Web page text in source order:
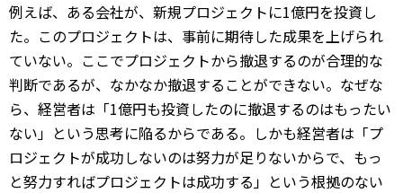
例えば、ある会社が、新規プロジェクトに1億円を投資し
た。このプロジェクトは、事前に期待した成果を上げられ
ていない。ここでプロジェクトから撤退するのが合理的な
判断であるが、なかなか撤退することができない。なぜな
ら、経営者は「1億円も投資したのに撤退するのはもったい
ない」という思考に陥るからである。しかも経営者は「プ
ロジェクトが成功しないのは努力が足りないからで、もっ
と努力すればプロジェクトは成功する」という根拠のない